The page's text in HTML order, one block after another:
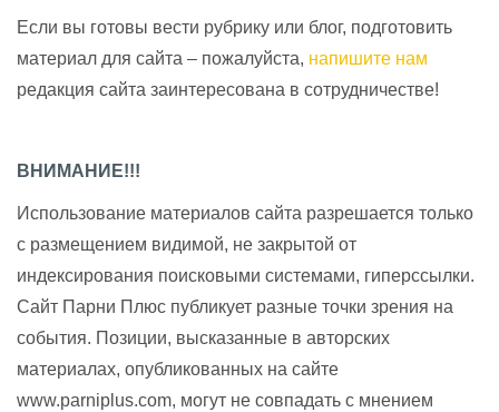
Если вы готовы вести рубрику или блог, подготовить
материал для сайта – пожалуйста, напишите нам
редакция сайта заинтересована в сотрудничестве!
ВНИМАНИЕ!!!
Использование материалов сайта разрешается только
с размещением видимой, не закрытой от
индексирования поисковыми системами, гиперссылки.
Сайт Парни Плюс публикует разные точки зрения на
события. Позиции, высказанные в авторских
материалах, опубликованных на сайте
www.parniplus.com, могут не совпадать с мнением